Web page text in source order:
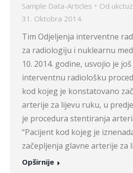
Sample Data-Articles Od
31. Oktobra 2014.
Tim Odjeljenja interventne
za radiologiju i nuklearnu
10. 2014. godine, usvojio je
interventnu radiološku
kod kojeg je konstatovano
arterije za lijevu ruku, u
je procedura stentiranja
“Pacijent kod kojeg je
začepljenja glavne arterije za
Opširnije